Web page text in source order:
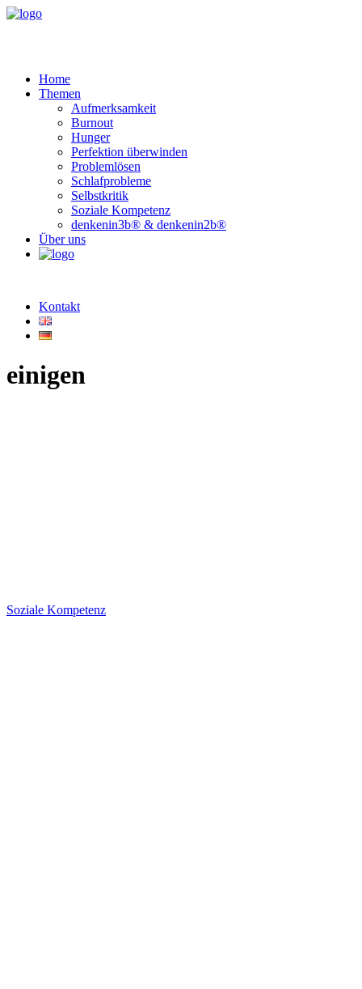
Home
Themen
Aufmerksamkeit
Burnout
Hunger
Perfektion überwinden
Problemlösen
Schlafprobleme
Selbstkritik
Soziale Kompetenz
denkenin3b® & denkenin2b®
Über uns
Kontakt
einigen
Soziale Kompetenz